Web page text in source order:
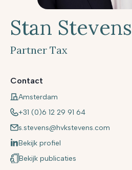
Stan Stevens
Partner Tax
Contact
Amsterdam
+31 (0)6 12 29 91 64
s.stevens@hvkstevens.com
Bekijk profiel
Bekijk publicaties